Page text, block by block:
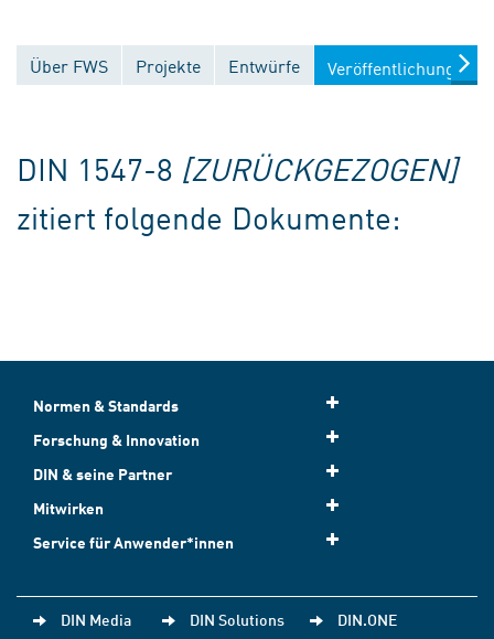
Über FWS Projekte Entwürfe Veröffentlichungen
DIN 1547-8 [ZURÜCKGEZOGEN]
zitiert folgende Dokumente:
Normen & Standards
Forschung & Innovation
DIN & seine Partner
Mitwirken
Service für Anwender*innen
DIN Media DIN Solutions DIN.ONE